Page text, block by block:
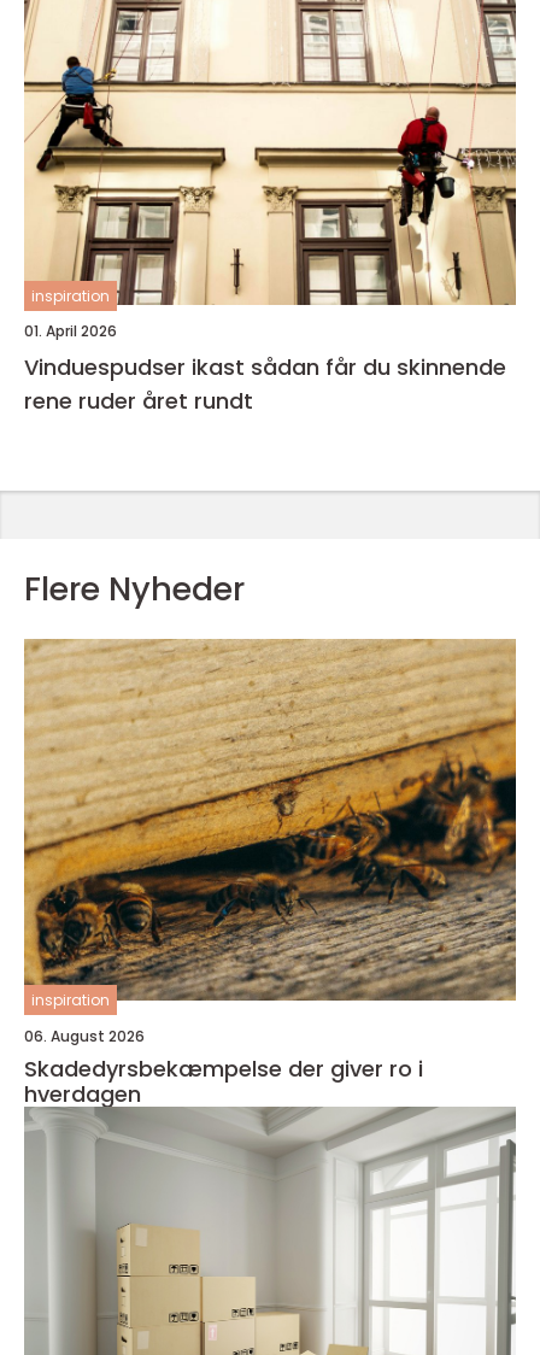
inspiration
01. April 2026
Vinduespudser ikast sådan får du skinnende
rene ruder året rundt
Flere Nyheder
inspiration
06. August 2026
Skadedyrsbekæmpelse der giver ro i
hverdagen